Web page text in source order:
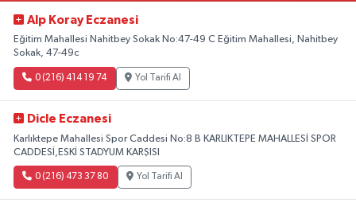
Alp Koray Eczanesi
Eğitim Mahallesi Nahitbey Sokak No:47-49 C Eğitim Mahallesi, Nahitbey
Sokak, 47-49c
0 (216) 414 19 74 Yol Tarifi Al
Dicle Eczanesi
Karlıktepe Mahallesi Spor Caddesi No:8 B KARLIKTEPE MAHALLESİ SPOR
CADDESİ,ESKİ STADYUM KARŞISI
0 (216) 473 37 80 Yol Tarifi Al